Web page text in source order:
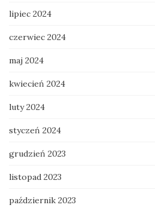
lipiec 2024
czerwiec 2024
maj 2024
kwiecień 2024
luty 2024
styczeń 2024
grudzień 2023
listopad 2023
październik 2023